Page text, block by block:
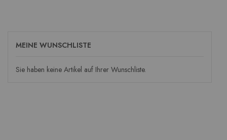
MEINE WUNSCHLISTE
Sie haben keine Artikel auf Ihrer Wunschliste.